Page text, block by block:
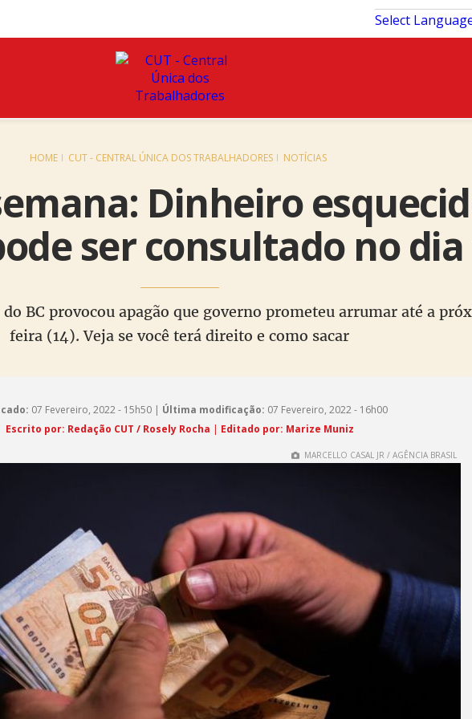
Select
HOME CUT - CENTRAL ÚNICA DOS TRABALHADORES NOTÍCIAS
Dinheiro
ser consultado no dia
BC provocou apagão que governo prometeu arrumar até a
feira (14). Veja se você terá direito e como sacar
07 Fevereiro, 2022 - 15h50 | Última modificação: 07 Fevereiro, 2022 - 16h00
Escrito por: Redação CUT / Rosely Rocha | Editado por: Marize Muniz
MARCELLO CASAL JR / AGÊNCIA BRASIL